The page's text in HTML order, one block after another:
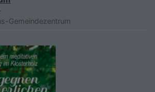
Gemeindezentrum